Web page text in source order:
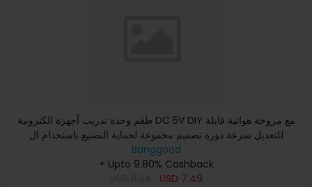
طقم وحدة تدريب أجهزة الكترونية DC 5V DIY مع مروحة هوائية قابلة
للتعديل سرعة دورة تصميم مجموعة لحماية التصنيع باستخدام ال
Banggood
+ Upto 9.80% Cashback
USD 7.49